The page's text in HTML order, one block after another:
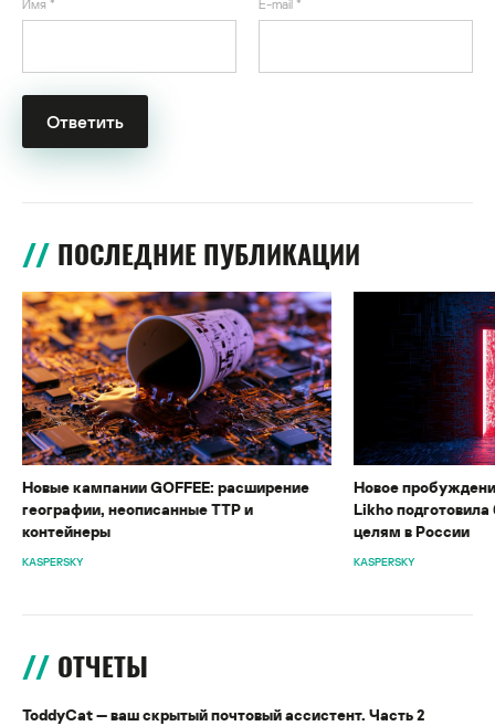
Имя * E-mail *
ПОСЛЕДНИЕ ПУБЛИКАЦИИ
Новые кампании GOFFEE: расширение
географии, неописанные TTP и
контейнеры
KASPERSKY
Новое
Likho
целям в России
KASPERSKY
ОТЧЕТЫ
ToddyCat — ваш скрытый почтовый ассистент. Часть 2